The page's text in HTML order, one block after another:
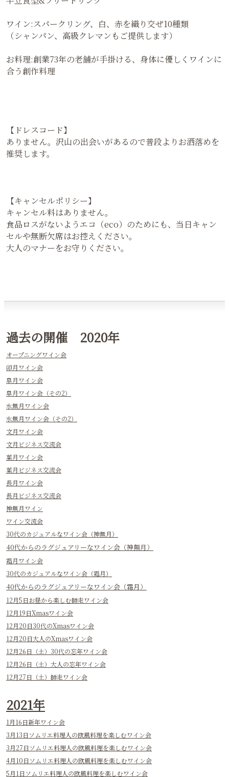
独身の方
【会費】
【スタイル】
（シャンパン、高級クレマンもご提供します）
お料理:創業73年の老舗が手掛ける、身体に優しくワインに
合う創作料理
【ドレスコード】
【キャンセルポリシー】
キャンセル料はありません。
食品ロスがないようエコ（eco）のためにも、当日キャン
セルや無断欠席はお控えください。
大人のマナーをお守りください。
過去の開催 2020年
オープニングワイン会
卯月ワイン会
皐月ワイン会
皐月ワイン会（その2）
水無月ワイン会
水無月ワイン会（その2）
文月ワイン会
文月ビジネス交流会
葉月ワイン会
葉月ビジネス交流会
長月ワイン会
長月ビジネス交流会
神無月ワイン
30代のカジュアルなワイン会（神無月）
40代からのラグジュアリーなワイン会（霜月）
12月5日お昼から楽しむ師走ワイン会